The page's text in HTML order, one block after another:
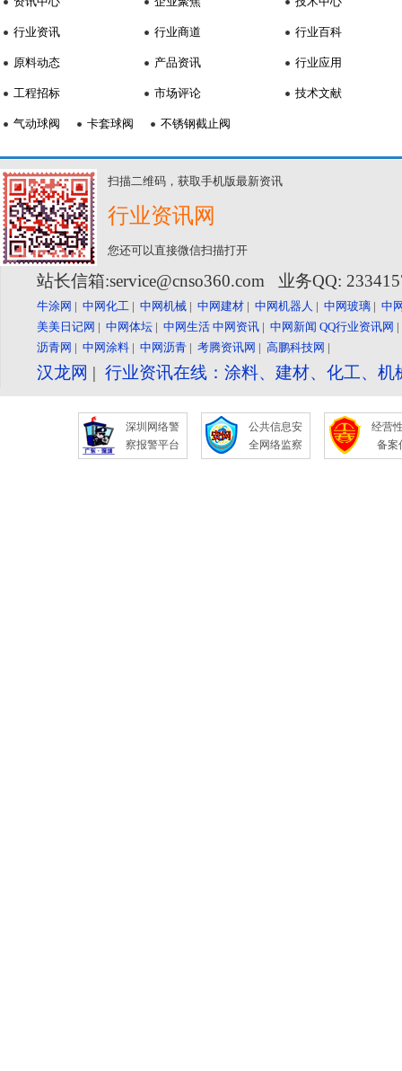
行业资讯
原料动态
工程招标
行业商道
产品资讯
市场评论
行业百科
行业应用
技术文献
气动球阀 卡套球阀 不锈钢截止阀
扫描二维码，获取手机版最新资讯
行业资讯网
您还可以直接微信扫描打开
站长信箱:service@cnso360.com 业务QQ:
牛涂网 | 中网化工 | 中网机械 | 中网建材 | 中网机器人 | 中网玻璃 | 中
美美日记网 | 中网体坛 | 中网生活 中网资讯 | 中网新闻 QQ行业资讯网
沥青网 | 中网涂料 | 中网沥青 | 考腾资讯网 | 高鹏科技网 |
汉龙网 | 行业资讯在线：涂料、建材、化工、
深圳网络警
察报警平台
公共信息安
全网络监察
经营
备案